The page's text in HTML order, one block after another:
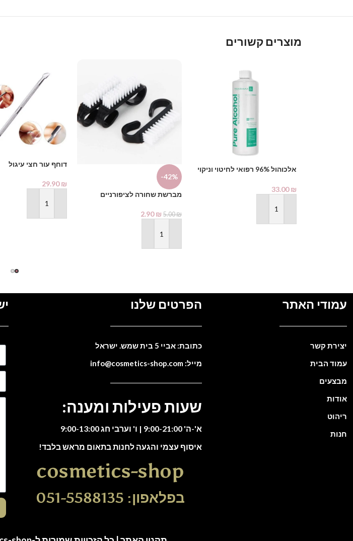
מוצרים קשורים
אלכוהול 96% רפואי לחיטוי וניקוי
Alcohol
33.00₪
הוספה לסל
-42%
מברשת שחורה לציפורניים
5.00₪
2.90₪
הוספה לסל
דוחף עור חצי עיגול
29.90₪
הוספה לסל
עמודי האתר
יצירת קשר
עמוד הבית
מבצעים
אודות
ריהוט
חנות
הפרטים שלנו
כתובת: אביי 5 בית שמש. ישראל
מייל: info@cosmetics-shop.com
שעות פעילות ומענה:
א'-ה' 9:00-21:00 | ו' וערבי חג 9:00-13:00
איסוף עצמי והגעה לחנות בתאום מראש בלבד!
cosmetics-shop
בפלאפון: 051-5588135